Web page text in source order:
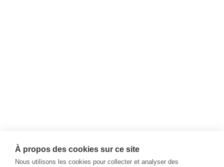
À propos des cookies sur ce site
Nous utilisons les cookies pour collecter et analyser des